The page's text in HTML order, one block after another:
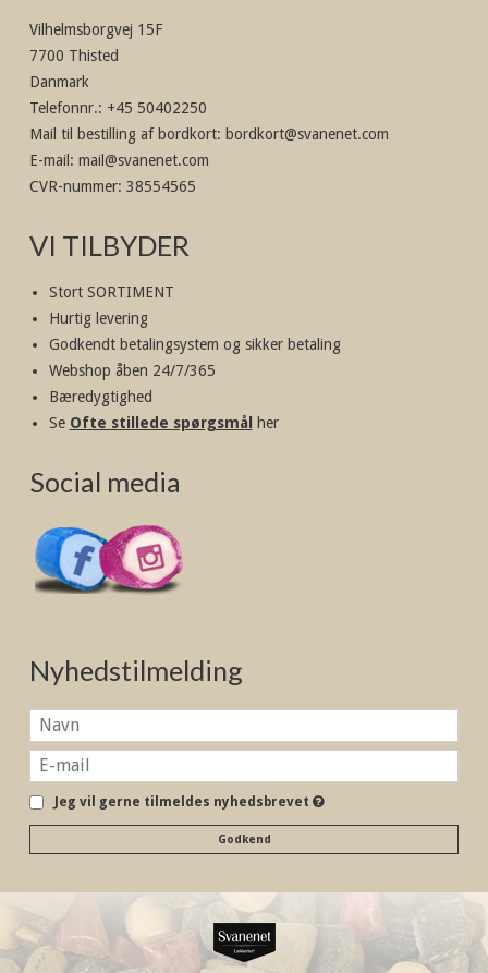
Vilhelmsborgvej 15F
7700 Thisted
Danmark
Telefonnr.: +45 50402250
Mail til bestilling af bordkort: bordkort@svanenet.com
E-mail : mail@svanenet.com
CVR-nummer: 38554565
VI TILBYDER
Stort SORTIMENT
Hurtig levering
Godkendt betalingsystem og sikker betaling
Webshop åben 24/7/365
Bæredygtighed
Se Ofte stillede spørgsmål her
Social media
Nyhedstilmelding
Jeg vil gerne tilmeldes nyhedsbrevet
Godkend